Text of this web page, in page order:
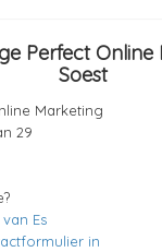
Perfect Online
Soest
Marketing
29
Es
in